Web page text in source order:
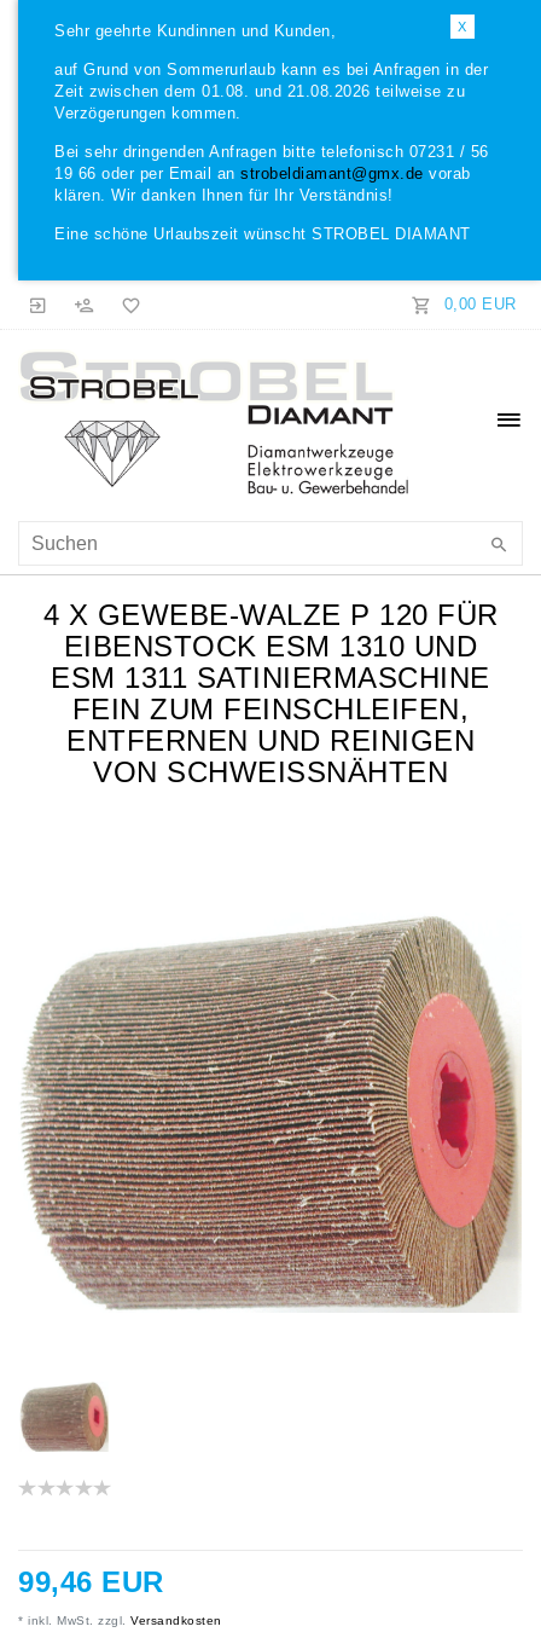
X
Sehr geehrte Kundinnen und Kunden,
auf Grund von Sommerurlaub kann es bei Anfragen in der
Zeit zwischen dem 01.08. und 21.08.2026 teilweise zu
Verzögerungen kommen.
Bei sehr dringenden Anfragen bitte telefonisch 07231 / 56
19 66 oder per Email an strobeldiamant@gmx.de vorab
klären. Wir danken Ihnen für Ihr Verständnis!
Eine schöne Urlaubszeit wünscht STROBEL DIAMANT
0,00 EUR
4 X GEWEBE-WALZE P 120 FÜR
EIBENSTOCK ESM 1310 UND
ESM 1311 SATINIERMASCHINE
FEIN ZUM FEINSCHLEIFEN,
ENTFERNEN UND REINIGEN
VON SCHWEISSNÄHTEN
99,46 EUR
* inkl. MwSt. zzgl. Versandkosten